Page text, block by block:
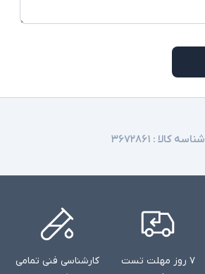
شناسه کالا : ۳۶۷۲۸۶۱
۷ روز مهلت تست
کارشناسی فنی تمامی